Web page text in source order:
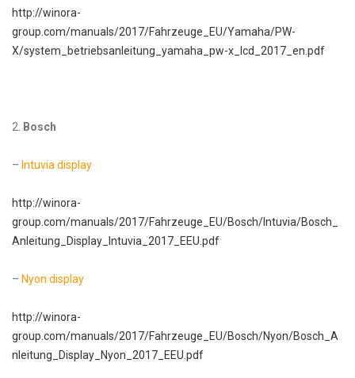
http://winora-
group.com/manuals/2017/Fahrzeuge_EU/Yamaha/PW-
X/system_betriebsanleitung_yamaha_pw-x_lcd_2017_en.pdf
2. Bosch
– Intuvia display
http://winora-
group.com/manuals/2017/Fahrzeuge_EU/Bosch/Intuvia/Bosch_
Anleitung_Display_Intuvia_2017_EEU.pdf
– Nyon display
http://winora-
group.com/manuals/2017/Fahrzeuge_EU/Bosch/Nyon/Bosch_A
nleitung_Display_Nyon_2017_EEU.pdf